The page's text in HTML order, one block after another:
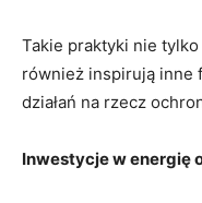
Takie praktyki nie
również inspirują inne
działań na rzecz
Inwestycje w energię